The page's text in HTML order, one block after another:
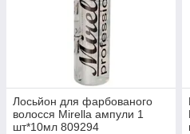
Лосьйон для фарбованого
волосся Mirella ампули 1
шт*10мл 809294